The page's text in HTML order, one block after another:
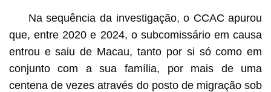
Na sequência da investigação, o CCAC apurou
que, entre 2020 e 2024, o subcomissário em causa
entrou e saiu de Macau, tanto por si só como em
conjunto com a sua família, por mais de uma
centena de vezes através do posto de migração sob